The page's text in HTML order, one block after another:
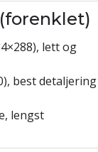
lett og
best detaljering
lengst